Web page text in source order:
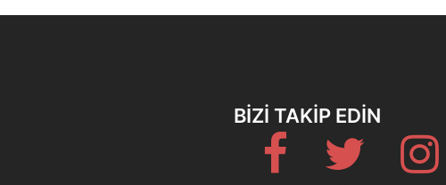
BIZI TAKIP EDIN
Twitter